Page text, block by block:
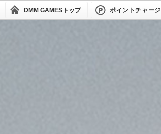
DMM GAMES トップ ポイントチャージ